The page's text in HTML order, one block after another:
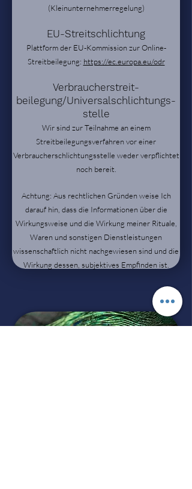
(Kleinunternehmerregelung)
EU-Streitschlichtung
Plattform der EU-Kommission zur Online-
Streitbeilegung: https://ec.europa.eu/odr
Verbraucher­streit­
beilegung/Universal­schlichtungs­
stelle
Wir sind zur Teilnahme an einem
Streitbeilegungsverfahren vor einer
Verbraucherschlichtungsstelle weder verpflichtet
noch bereit.
Achtung: Aus rechtlichen Gründen weise Ich
darauf hin, dass die Informationen über die
Wirkungsweise und die Wirkung meiner Rituale,
Waren und sonstigen Dienstleistungen
wissenschaftlich nicht nachgewiesen sind und die
Wirkung dessen, subjektives Empfinden ist.